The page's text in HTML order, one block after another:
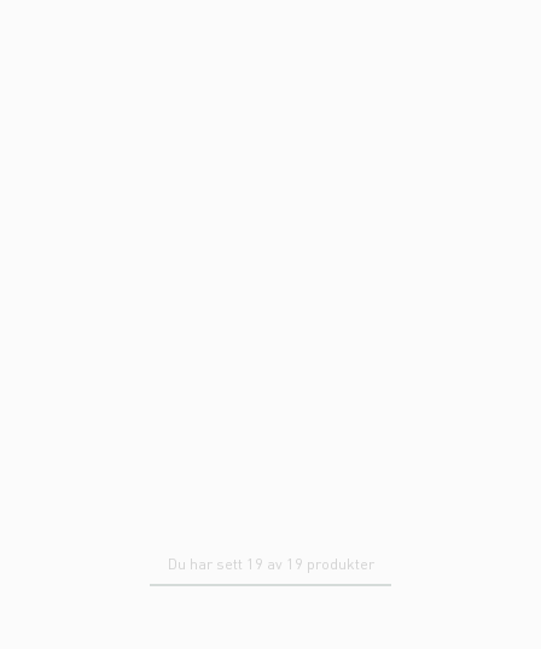
Du har sett 19 av 19 produkter